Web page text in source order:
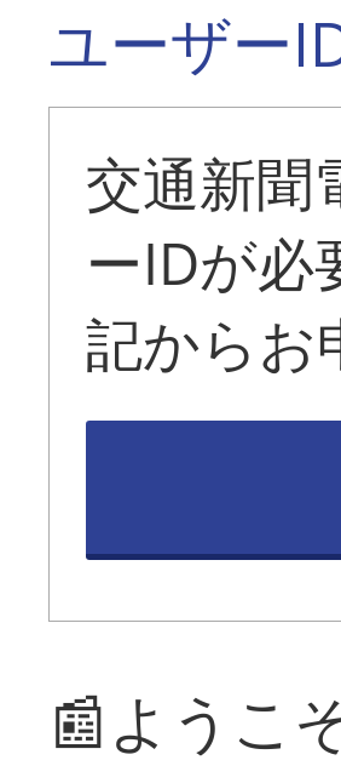
ユーザー
交通新聞
ーIDが必
記からお
📰ようこ